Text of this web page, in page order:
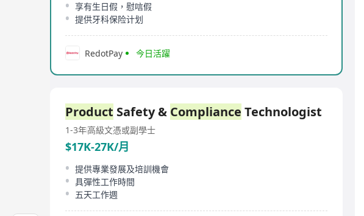
享有生日假，慰唁假
提供牙科保险计划
RedotPay 今日活躍
Product Safety & Compliance Technologist
1-3年高級文憑或副學士
$17K-27K/月
提供專業發展及培訓機會
具彈性工作時間
五天工作週